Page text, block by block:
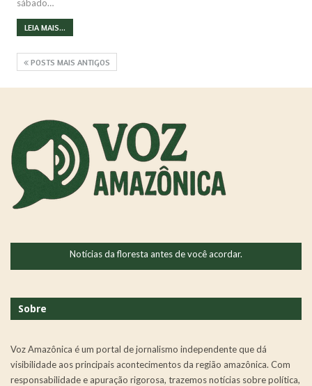
sábado…
LEIA MAIS...
POSTS MAIS ANTIGOS
Notícias da floresta antes de você acordar.
Sobre
Voz Amazônica é um portal de jornalismo independente que dá
visibilidade aos principais acontecimentos da região amazônica. Com
responsabilidade e apuração rigorosa, trazemos notícias sobre política,